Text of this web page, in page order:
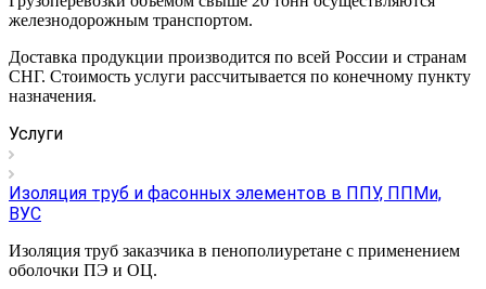
железнодорожным транспортом.
Доставка продукции производится по всей России и странам
СНГ. Стоимость услуги рассчитывается по конечному пункту
назначения.
Услуги
Изоляция труб и фасонных элементов в ППУ, ППМи,
ВУС
Изоляция труб заказчика в пенополиуретане с применением
оболочки ПЭ и ОЦ.